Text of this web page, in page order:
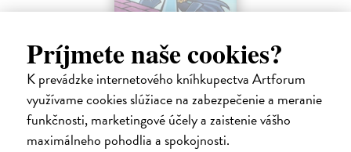
Príjmete naše cookies?
K prevádzke internetového kníhkupectva Artforum
využívame cookies slúžiace na zabezpečenie a meranie
funkčnosti, marketingové účely a zaistenie vášho
maximálneho pohodlia a spokojnosti.
Dogman 8. Larva 22
Pilkey Dav| Kniha
Dogman je späť! V ôsmej knihe dobrodružstiev svetoznámeho poliša
so psou hlavou náš hrdina čelí zlej Víle Cile, oblude Kôrovi